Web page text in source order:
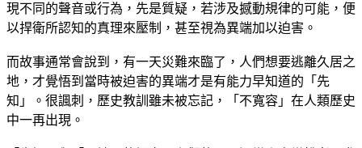
現不同的聲音或行為，先是質疑，若涉及撼動規律的可能，便
以捍衛所認知的真理來壓制，甚至視為異端加以迫害。
而故事通常會說到，有一天災難來臨了，人們想要逃離久居之
地，才覺悟到當時被迫害的異端才是有能力早知道的「先
知」。很諷刺，歷史教訓雖未被忘記，「不寬容」在人類歷史
中一再出現。